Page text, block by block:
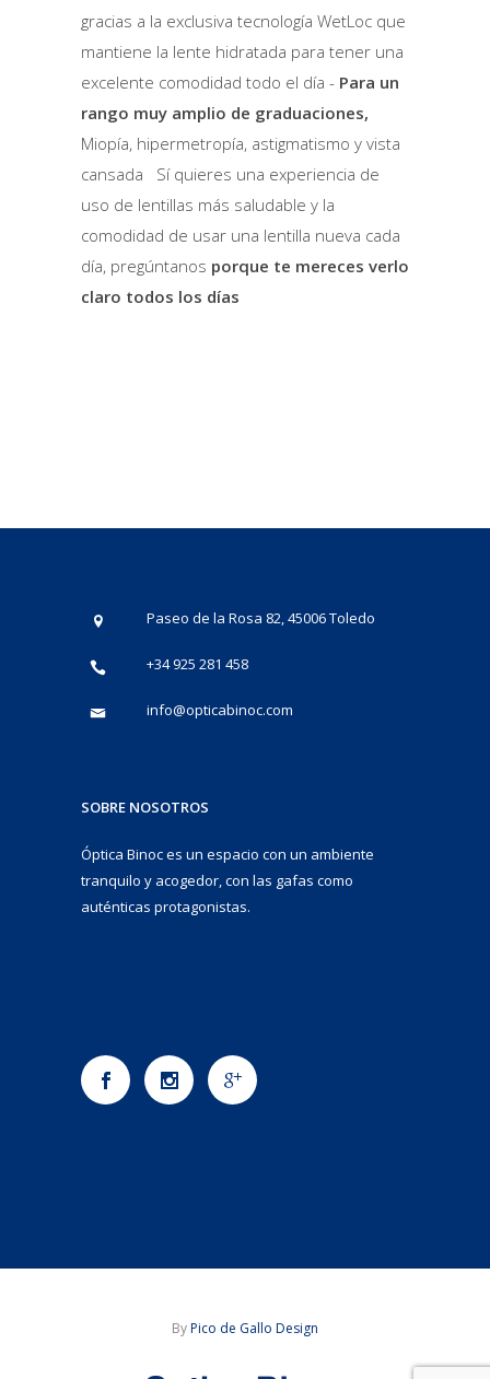
gracias a la exclusiva tecnología WetLoc que
mantiene la lente hidratada para tener una
excelente comodidad todo el día - Para un
rango muy amplio de graduaciones,
Miopía, hipermetropía, astigmatismo y vista
cansada Sí quieres una experiencia de
uso de lentillas más saludable y la
comodidad de usar una lentilla nueva cada
día, pregúntanos porque te mereces verlo
claro todos los días
Paseo de la Rosa 82, 45006 Toledo
+34 925 281 458
info@opticabinoc.com
SOBRE NOSOTROS
Óptica Binoc es un espacio con un ambiente
tranquilo y acogedor, con las gafas como
auténticas protagonistas.
ByPico de Gallo Design